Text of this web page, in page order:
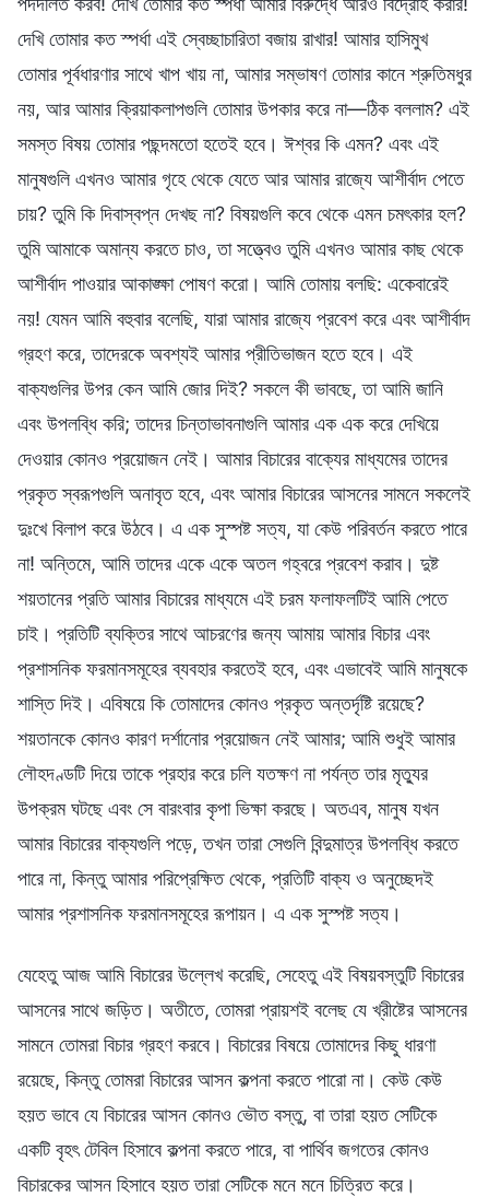
দেখি তোমার কত স্পর্ধা এই স্বেচ্ছাচারিতা বজায় রাখার! আমার হাসিমুখ
তোমার পূর্বধারণার সাথে খাপ খায় না, আমার সম্ভাষণ তোমার কানে শ্রুতিমধুর
নয়, আর আমার ক্রিয়াকলাপগুলি তোমার উপকার করে না—ঠিক বললাম? এই
সমস্ত বিষয় তোমার পছন্দমতো হতেই হবে। ঈশ্বর কি এমন? এবং এই
মানুষগুলি এখনও আমার গৃহে থেকে যেতে আর আমার রাজ্যে আশীর্বাদ পেতে
চায়? তুমি কি দিবাস্বপ্ন দেখছ না? বিষয়গুলি কবে থেকে এমন চমৎকার হল?
তুমি আমাকে অমান্য করতে চাও, তা সত্ত্বেও তুমি এখনও আমার কাছ থেকে
আশীর্বাদ পাওয়ার আকাঙ্ক্ষা পোষণ করো। আমি তোমায় বলছি: একেবারেই
নয়! যেমন আমি বহুবার বলেছি, যারা আমার রাজ্যে প্রবেশ করে এবং আশীর্বাদ
গ্রহণ করে, তাদেরকে অবশ্যই আমার প্রীতিভাজন হতে হবে। এই
বাক্যগুলির উপর কেন আমি জোর দিই? সকলে কী ভাবছে, তা আমি জানি
এবং উপলব্ধি করি; তাদের চিন্তাভাবনাগুলি আমার এক এক করে দেখিয়ে
দেওয়ার কোনও প্রয়োজন নেই। আমার বিচারের বাক্যের মাধ্যমের তাদের
প্রকৃত স্বরূপগুলি অনাবৃত হবে, এবং আমার বিচারের আসনের সামনে সকলেই
দুঃখে বিলাপ করে উঠবে। এ এক সুস্পষ্ট সত্য, যা কেউ পরিবর্তন করতে পারে
না! অন্তিমে, আমি তাদের একে একে অতল গহ্বরে প্রবেশ করাব। দুষ্ট
শয়তানের প্রতি আমার বিচারের মাধ্যমে এই চরম ফলাফলটিই আমি পেতে
চাই। প্রতিটি ব্যক্তির সাথে আচরণের জন্য আমায় আমার বিচার এবং
প্রশাসনিক ফরমানসমূহের ব্যবহার করতেই হবে, এবং এভাবেই আমি মানুষকে
শাস্তি দিই। এবিষয়ে কি তোমাদের কোনও প্রকৃত অন্তর্দৃষ্টি রয়েছে?
শয়তানকে কোনও কারণ দর্শানোর প্রয়োজন নেই আমার; আমি শুধুই আমার
লৌহদণ্ডটি দিয়ে তাকে প্রহার করে চলি যতক্ষণ না পর্যন্ত তার মৃত্যুর
উপক্রম ঘটছে এবং সে বারংবার কৃপা ভিক্ষা করছে। অতএব, মানুষ যখন
আমার বিচারের বাক্যগুলি পড়ে, তখন তারা সেগুলি বিন্দুমাত্র উপলব্ধি করতে
পারে না, কিন্তু আমার পরিপ্রেক্ষিত থেকে, প্রতিটি বাক্য ও অনুচ্ছেদই
আমার প্রশাসনিক ফরমানসমূহের রূপায়ন। এ এক সুস্পষ্ট সত্য।
যেহেতু আজ আমি বিচারের উল্লেখ করেছি, সেহেতু এই বিষয়বস্তুটি বিচারের
আসনের সাথে জড়িত। অতীতে, তোমরা প্রায়শই বলেছ যে খ্রীষ্টের আসনের
সামনে তোমরা বিচার গ্রহণ করবে। বিচারের বিষয়ে তোমাদের কিছু ধারণা
রয়েছে, কিন্তু তোমরা বিচারের আসন কল্পনা করতে পারো না। কেউ কেউ
হয়ত ভাবে যে বিচারের আসন কোনও ভৌত বস্তু, বা তারা হয়ত সেটিকে
একটি বৃহৎ টেবিল হিসাবে কল্পনা করতে পারে, বা পার্থিব জগতের কোনও
বিচারকের আসন হিসাবে হয়ত তারা সেটিকে মনে মনে চিত্রিত করে।